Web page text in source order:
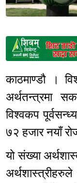
काठमाण्डौ ।
अर्थतन्त्रमा
विश्वकप
७२ हजार नयाँ
यो संख्या